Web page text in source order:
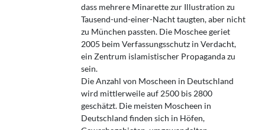
dass mehrere Minarette zur Illustration zu
Tausend-und-einer-Nacht taugten, aber nicht
zu München passten. Die Moschee geriet
2005 beim Verfassungsschutz in Verdacht,
ein Zentrum islamistischer Propaganda zu
sein.
Die Anzahl von Moscheen in Deutschland
wird mittlerweile auf 2500 bis 2800
geschätzt. Die meisten Moscheen in
Deutschland finden sich in Höfen,